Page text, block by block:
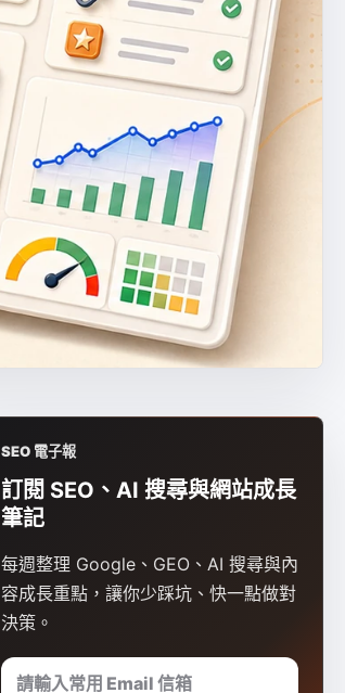
SEO 電子報
訂閱 SEO、AI 搜尋與網站成長
筆記
每週整理 Google、GEO、AI 搜尋與內
容成長重點，讓你少踩坑、快一點做對
決策。
請輸入常用 Email 信箱